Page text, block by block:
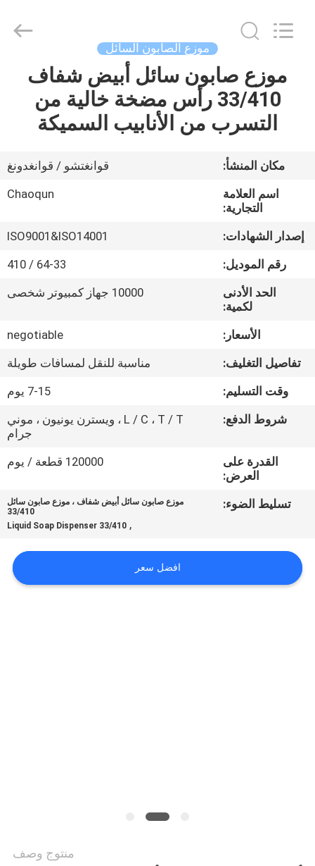
منزل،
معلومات
جولة
مراقبة
الجودة
اتصل
خريطة
Industry
موزع الصابون السائل
موزع صابون سائل أبيض شفاف
33/410 رأس مضخة خالية من
التسرب من الأنابيب السميكة
مكان المنشأ:
قوانغتشو / قوانغدونغ
اسم العلامة
التجارية:
Chaoqun
إصدار الشهادات:
ISO9001&ISO14001
رقم الموديل:
64-33 / 410
الحد الأدنى
لكمية:
10000 جهاز كمبيوتر شخصى
الأسعار:
negotiable
تفاصيل التغليف:
مناسبة للنقل لمسافات طويلة
وقت التسليم:
7-15 يوم
شروط الدفع:
L / C ، T / T ، ويسترن يونيون ، موني
جرام
القدرة على
العرض:
120000 قطعة / يوم
تسليط الضوء:
موزع صابون سائل أبيض شفاف ، موزع صابون سائل
33/410
,
Liquid Soap Dispenser 33/410
افضل سعر
منتوج وصف